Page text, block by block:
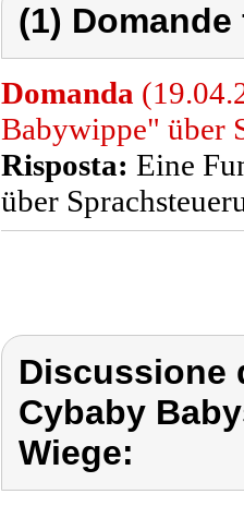
(1)
Domanda
Babywippe" über
Risposta: Eine
über
Discussione
Cybaby
Wiege: